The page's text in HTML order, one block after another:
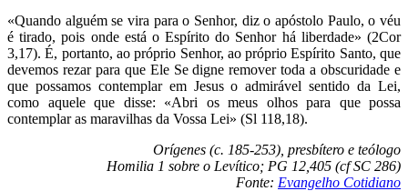
«Quando alguém se vira para o Senhor, diz o apóstolo Paulo, o véu
é tirado, pois onde está o Espírito do Senhor há liberdade» (2Cor
3,17). É, portanto, ao próprio Senhor, ao próprio Espírito Santo, que
devemos rezar para que Ele Se digne remover toda a obscuridade e
que possamos contemplar em Jesus o admirável sentido da Lei,
como aquele que disse: «Abri os meus olhos para que possa
contemplar as maravilhas da Vossa Lei» (Sl 118,18).
Orígenes (c. 185-253), presbítero e teólogo
Homilia 1 sobre o Levítico; PG 12,405 (cf SC 286)
Fonte: Evangelho Cotidiano